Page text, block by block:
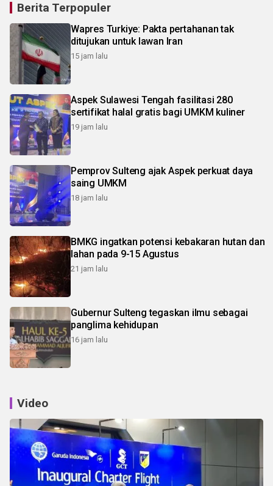
Berita Terpopuler
Wapres Turkiye: Pakta pertahanan tak
ditujukan untuk lawan Iran
15 jam lalu
Aspek Sulawesi Tengah fasilitasi 280
sertifikat halal gratis bagi UMKM kuliner
19 jam lalu
Pemprov Sulteng ajak Aspek perkuat daya
saing UMKM
18 jam lalu
BMKG ingatkan potensi kebakaran hutan dan
lahan pada 9-15 Agustus
21 jam lalu
Gubernur Sulteng tegaskan ilmu sebagai
panglima kehidupan
16 jam lalu
Video